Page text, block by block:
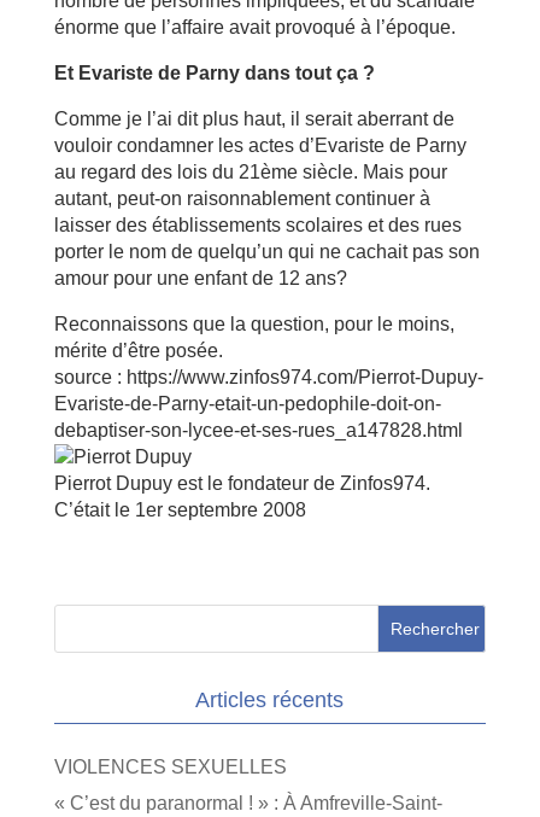
énorme que l’affaire avait provoqué à l’époque.
Et Evariste de Parny dans tout ça ?
Comme je l’ai dit plus haut, il serait aberrant de
vouloir condamner les actes d’Evariste de Parny
au regard des lois du 21ème siècle. Mais pour
autant, peut-on raisonnablement continuer à
laisser des établissements scolaires et des rues
porter le nom de quelqu’un qui ne cachait pas son
amour pour une enfant de 12 ans?
Reconnaissons que la question, pour le moins,
mérite d’être posée.
source : https://www.zinfos974.com/Pierrot-Dupuy-
Evariste-de-Parny-etait-un-pedophile-doit-on-
debaptiser-son-lycee-et-ses-rues_a147828.html
Pierrot Dupuy est le fondateur de Zinfos974.
C’était le 1er septembre 2008
Articles récents
VIOLENCES SEXUELLES
« C’est du paranormal ! » : À Amfreville-Saint-